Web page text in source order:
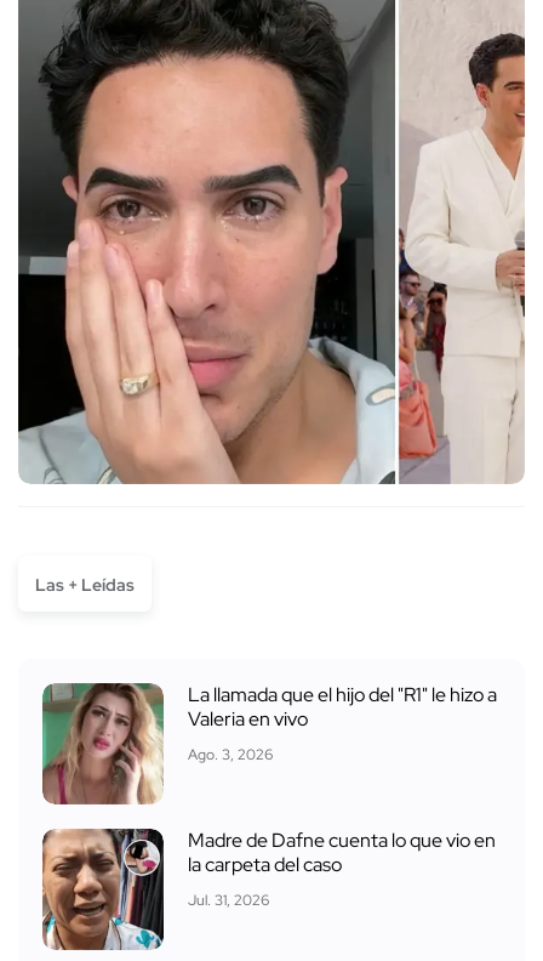
Las + Leídas
La llamada que el hijo del "R1" le hizo a
Valeria en vivo
Ago. 3, 2026
Madre de Dafne cuenta lo que vio en
la carpeta del caso
Jul. 31, 2026